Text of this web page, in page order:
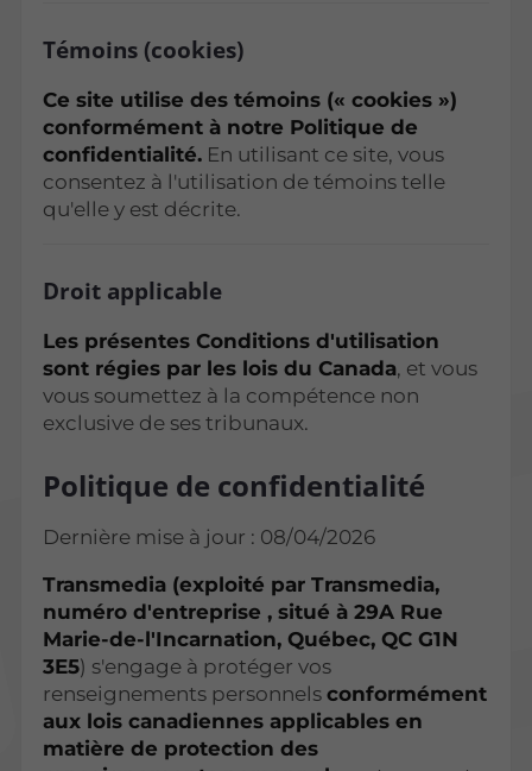
Témoins (cookies)
Ce site utilise des témoins (« cookies »)
conformément à notre Politique de
confidentialité. En utilisant ce site, vous
consentez à l'utilisation de témoins telle
qu'elle y est décrite.
Droit applicable
Les présentes Conditions d'utilisation
sont régies par les lois du Canada, et vous
vous soumettez à la compétence non
exclusive de ses tribunaux.
Politique de confidentialité
Dernière mise à jour : 08/04/2026
Transmedia (exploité par Transmedia,
numéro d'entreprise , situé à 29A Rue
Marie-de-l'Incarnation, Québec, QC G1N
3E5) s'engage à protéger vos
renseignements personnelsconformément
aux lois canadiennes applicables en
matière de protection des